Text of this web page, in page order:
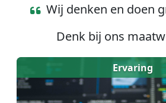
Wij denken en doen
Denk bij ons
Ervaring